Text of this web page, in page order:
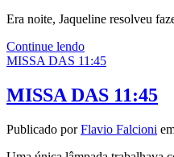
Era noite, Jaqueline resolveu
Continue lendoJack
Estripador
Jackie
Tequila
MISSA DAS 11:45
MISSA DAS 11:45
Publicado porFlavio Falcioni